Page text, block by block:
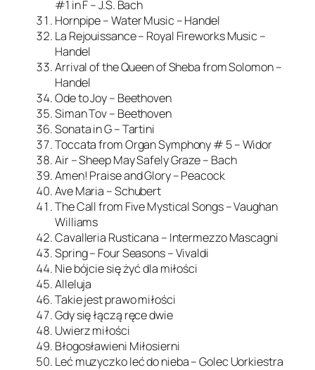
#1 in F – J.S. Bach
Hornpipe – Water Music – Handel
La Rejouissance – Royal Fireworks Music –
Handel
Arrival of the Queen of Sheba from Solomon –
Handel
Ode to Joy – Beethoven
Siman Tov – Beethoven
Sonata in G – Tartini
Toccata from Organ Symphony # 5 – Widor
Air – Sheep May Safely Graze – Bach
Amen! Praise and Glory – Peacock
Ave Maria – Schubert
The Call from Five Mystical Songs – Vaughan
Williams
Cavalleria Rusticana – Intermezzo Mascagni
Spring – Four Seasons – Vivaldi
Nie bójcie się żyć dla miłości
Alleluja
Takie jest prawo miłości
Gdy się łączą ręce dwie
Uwierz miłości
Błogosławieni Miłosierni
Leć muzyczko leć do nieba – Golec Uorkiestra